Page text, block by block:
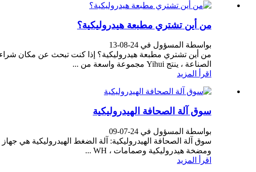
من أين تشتري مطبعة هيدروليكية؟
بواسطة المسؤول في 24-08-13
الصناعة ، ينتج Yihui مجموعة واسعة من ...
اقرأ المزيد
سوق آلة الصحافة الهيدروليكية
بواسطة المسؤول في 24-07-09
سوق آلة الصحافة الهيدروليكية: آلة الضغط الهيدروليكية هي
ومضخة هيدروليكية وصمامات ، WH ...
اقرأ المزيد